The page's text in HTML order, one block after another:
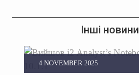
Інші новини
4 NOVEMBER 2025